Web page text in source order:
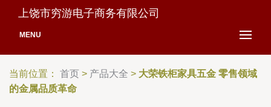
上饶市穷游电子商务有限公司
MENU
当前位置： 首页 > 产品大全 > 大荣铁柜家具五金 零售领域
的金属品质革命